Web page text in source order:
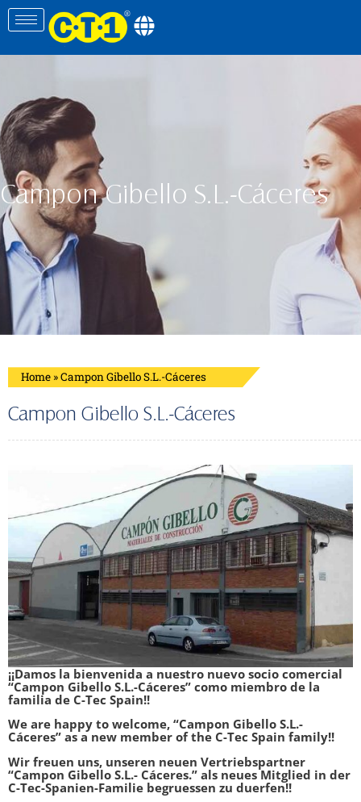
Campon Gibello S.L.-Cáceres
Home »Campon Gibello S.L.-Cáceres
Campon Gibello S.L.-Cáceres
¡¡Damos la bienvenida a nuestro nuevo socio comercial
“Campon Gibello S.L.-Cáceres” como miembro de la
familia de C-Tec Spain!!
We are happy to welcome, “Campon Gibello S.L.-
Cáceres” as a new member of the C-Tec Spain family!!
Wir freuen uns, unseren neuen Vertriebspartner
“Campon Gibello S.L.- Cáceres.” als neues Mitglied in der
C-Tec-Spanien-Familie begruessen zu duerfen!!